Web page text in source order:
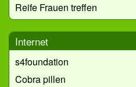
Reife Frauen treffen
Internet
s4foundation
Cobra pillen